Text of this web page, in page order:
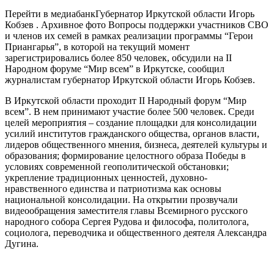
Перейти в медиабанкГубернатор Иркутской области Игорь
Кобзев . Архивное фото Вопросы поддержки участников СВО
и членов их семей в рамках реализации программы “Герои
Приангарья”, в которой на текущий момент
зарегистрировались более 850 человек, обсудили на II
Народном форуме “Мир всем” в Иркутске, сообщил
журналистам губернатор Иркутской области Игорь Кобзев.
В Иркутской области проходит II Народный форум “Мир
всем”. В нем принимают участие более 500 человек. Среди
целей мероприятия – создание площадки для консолидации
усилий институтов гражданского общества, органов власти,
лидеров общественного мнения, бизнеса, деятелей культуры и
образования; формирование целостного образа Победы в
условиях современной геополитической обстановки;
укрепление традиционных ценностей, духовно-
нравственного единства и патриотизма как основы
национальной консолидации. На открытии прозвучали
видеообращения заместителя главы Всемирного русского
народного собора Сергея Рудова и философа, политолога,
социолога, переводчика и общественного деятеля Александра
Дугина.